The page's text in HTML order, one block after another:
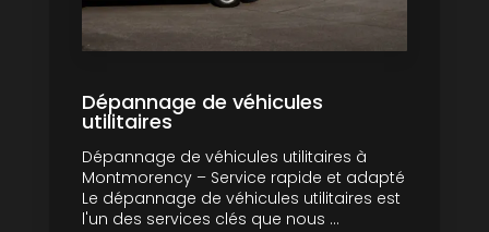
Dépannage de véhicules
utilitaires
Dépannage de véhicules utilitaires à
Montmorency – Service rapide et adapté
Le dépannage de véhicules utilitaires est
l'un des services clés que nous ...